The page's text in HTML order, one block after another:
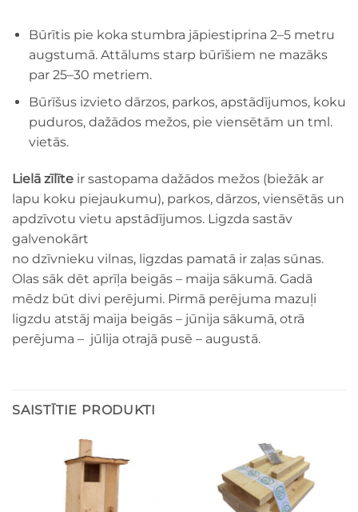
Būrītis pie koka stumbra jāpiestiprina 2–5 metru
augstumā. Attālums starp būrīšiem ne mazāks
par 25–30 metriem.
Būrīšus izvieto dārzos, parkos, apstādījumos, koku
puduros, dažādos mežos, pie viensētām un tml.
vietās.
Lielā zīlīte ir sastopama dažādos mežos (biežāk ar
lapu koku piejaukumu), parkos, dārzos, viensētās un
apdzīvotu vietu apstādījumos. Ligzda sastāv
galvenokārt
no dzīvnieku vilnas, ligzdas pamatā ir zaļas sūnas.
Olas sāk dēt aprīļa beigās – maija sākumā. Gadā
mēdz būt divi perējumi. Pirmā perējuma mazuļi
ligzdu atstāj maija beigās – jūnija sākumā, otrā
perējuma – jūlija otrajā pusē – augustā.
SAISTĪTIE PRODUKTI